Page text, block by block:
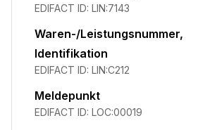
EDIFACT ID: LIN:7143
Waren-/Leistungsnummer,
Identifikation
EDIFACT ID: LIN:C212
Meldepunkt
EDIFACT ID: LOC:00019